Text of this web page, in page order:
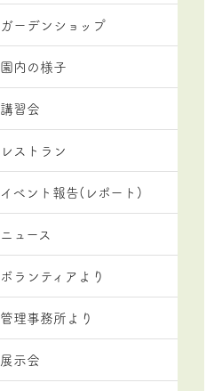
ガーデンショップ
園内の様子
講習会
レストラン
イベント報告(レポート)
ニュース
ボランティアより
管理事務所より
展示会